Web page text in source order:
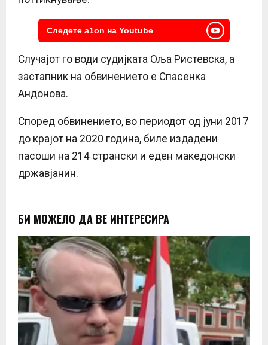
Следете a1on на Youtube
Случајот го води судијката Оља Ристевска, а
застапник на обвинението е Спасенка
Андонова.
Според обвинението, во периодот од јуни 2017
до крајот на 2020 година, биле издадени
пасоши на 214 странски и еден македонски
државјанин.
БИ МОЖЕЛО ДА ВЕ ИНТЕРЕСИРА